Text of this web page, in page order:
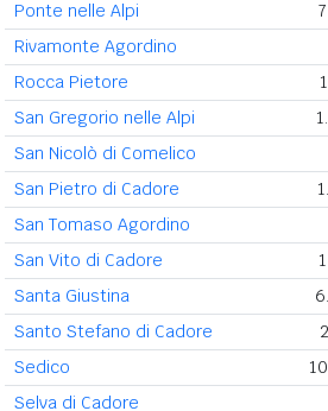
Ponte nelle Alpi
Rivamonte Agordino
Rocca Pietore
San Gregorio nelle Alpi
San Nicolò di Comelico
San Pietro di Cadore
San Tomaso Agordino
San Vito di Cadore
Santa Giustina
Santo Stefano di Cadore
Sedico
Selva di Cadore